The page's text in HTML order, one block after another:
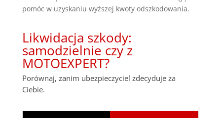
pomóc w uzyskaniu wyższej kwoty odszkodowania.
Likwidacja szkody:
samodzielnie czy z
MOTOEXPERT?
Porównaj, zanim ubezpieczyciel zdecyduje za
Ciebie.